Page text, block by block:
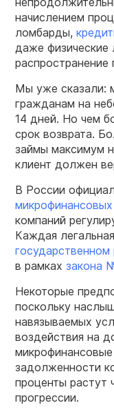
начислением
ломбарды,
даже
Мы уже сказали:
гражданам на
14 дней. Но чем
срок возврата.
займы максимум
клиент должен
В России
микрофинансовых
компаний
Каждая
государственном
в рамках закона
Некоторые
поскольку
навязываемых
воздействия на
задолженности
проценты растут
прогрессии.